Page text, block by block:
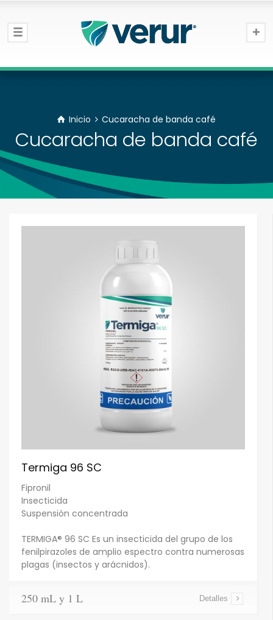
Inicio Cucaracha de banda café
Cucaracha de banda café
Termiga 96 SC
Fipronil
Insecticida
Suspensión concentrada
TERMIGA® 96 SC Es un insecticida del grupo de los
fenilpirazoles de amplio espectro contra numerosas
plagas (insectos y arácnidos).
250 mL y 1 L Detalles